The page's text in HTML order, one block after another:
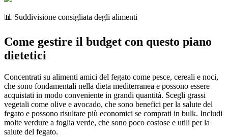
📊 Suddivisione consigliata degli alimenti
Come gestire il budget con questo piano
dietetici
Concentrati su alimenti amici del fegato come pesce, cereali e noci,
che sono fondamentali nella dieta mediterranea e possono essere
acquistati in modo conveniente in grandi quantità. Scegli grassi
vegetali come olive e avocado, che sono benefici per la salute del
fegato e possono risultare più economici se comprati in bulk. Includi
molte verdure a foglia verde, che sono poco costose e utili per la
salute del fegato.